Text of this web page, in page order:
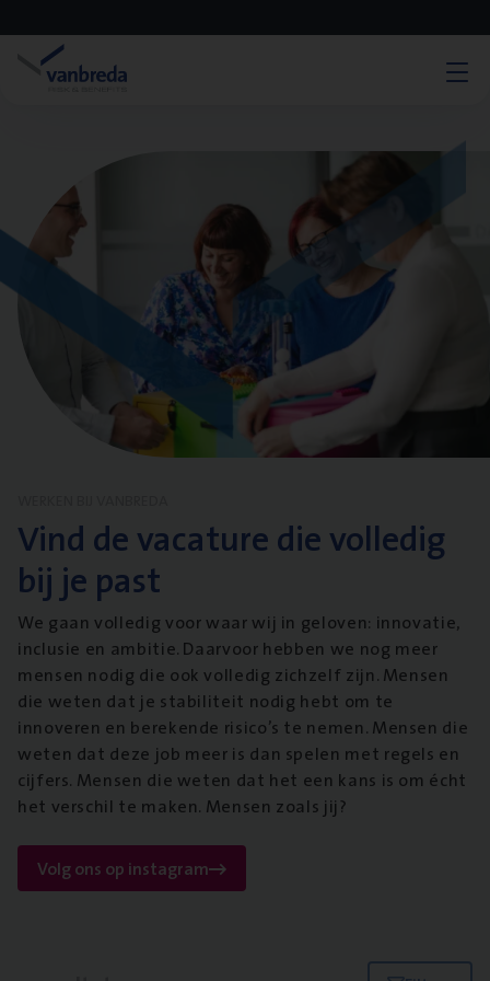
Vind de vacature die volledig
bij je past
We gaan volledig voor waar wij in geloven: innovatie,
inclusie en ambitie. Daarvoor hebben we nog meer
mensen nodig die ook volledig zichzelf zijn. Mensen
die weten dat je stabiliteit nodig hebt om te
innoveren en berekende risico’s te nemen. Mensen die
weten dat deze job meer is dan spelen met regels en
cijfers. Mensen die weten dat het een kans is om écht
het verschil te maken. Mensen zoals jij?
Volg ons op instagram